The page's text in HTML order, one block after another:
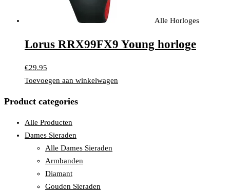
Alle Horloges
Lorus RRX99FX9 Young horloge
€29.95
Toevoegen aan winkelwagen
Product categories
Alle Producten
Dames Sieraden
Alle Dames Sieraden
Armbanden
Diamant
Gouden Sieraden